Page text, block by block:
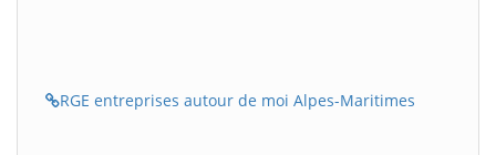
RGE entreprises autour de moi Alpes-Maritimes